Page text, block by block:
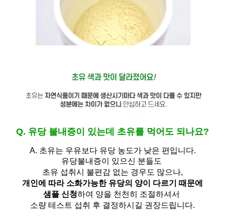
Q. 유당 불내증이 있는데 초유를 먹어도 되나요?
A. 초유는 우유보다 유당 농도가 낮은 편입니다.
유당불내증이 있으신 분들도
초유 섭취시 불편감 없는 경우도 많으나,
개인에 따라 소화가능한 유당의 양이 다르기 때문에
샘플 신청하여 양을 천천히 조절하셔서
소량 테스트 섭취 후 결정하시길 권장드립니다.